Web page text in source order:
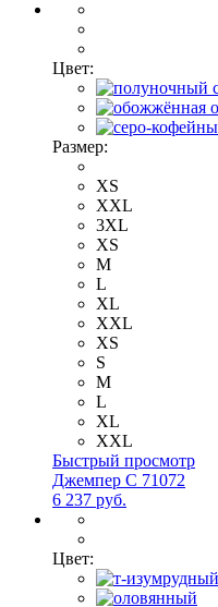
Цвет:
Размер:
XS
XXL
3XL
XS
M
L
XL
XXL
XS
S
M
L
XL
XXL
Быстрый просмотр
Джемпер С 71072
6 237 руб.
Цвет: